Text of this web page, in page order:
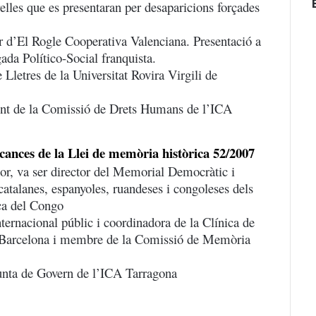
que es presentaran per desaparicions forçades
Rogle Cooperativa Valenciana. Presentació a
Político-Social franquista.
Lletres de la Universitat Rovira Virgili de
de la Comissió de Drets Humans de l’ICA
de la Llei de memòria històrica 52/2007
va ser director del Memorial Democràtic i
espanyoles, ruandeses i congoleses dels
del Congo
públic i coordinadora de la Clínica de
i membre de la Comissió de Memòria
de Govern de l’ICA Tarragona